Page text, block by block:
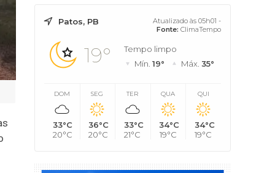
Patos, PB
Atualizado às 05h01 -
Fonte: ClimaTempo
19°
Tempo limpo
Mín. 19° Máx. 35°
DOM
33°C
20°C
SEG
36°C
20°C
TER
33°C
21°C
QUA
34°C
19°C
QUI
34°C
19°C